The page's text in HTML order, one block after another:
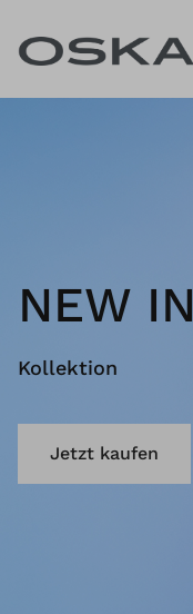
NEW IN
Kollektion
Jetzt kaufen